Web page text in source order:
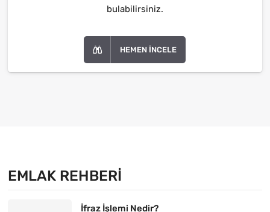
bulabilirsiniz.
HEMEN İNCELE
EMLAK REHBERI
İfraz İşlemi Nedir?